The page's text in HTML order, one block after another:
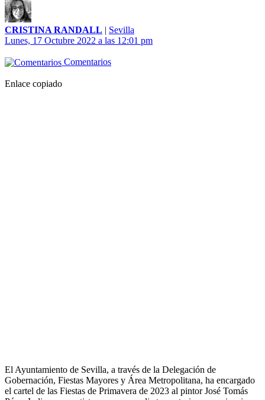
CRISTINA RANDALL | Sevilla
Lunes, 17 Octubre 2022 a las 12:01 pm
Comentarios
Enlace copiado
El Ayuntamiento de Sevilla, a través de la Delegación de
Gobernación, Fiestas Mayores y Área Metropolitana, ha encargado
el cartel de las Fiestas de Primavera de 2023 al pintor José Tomás